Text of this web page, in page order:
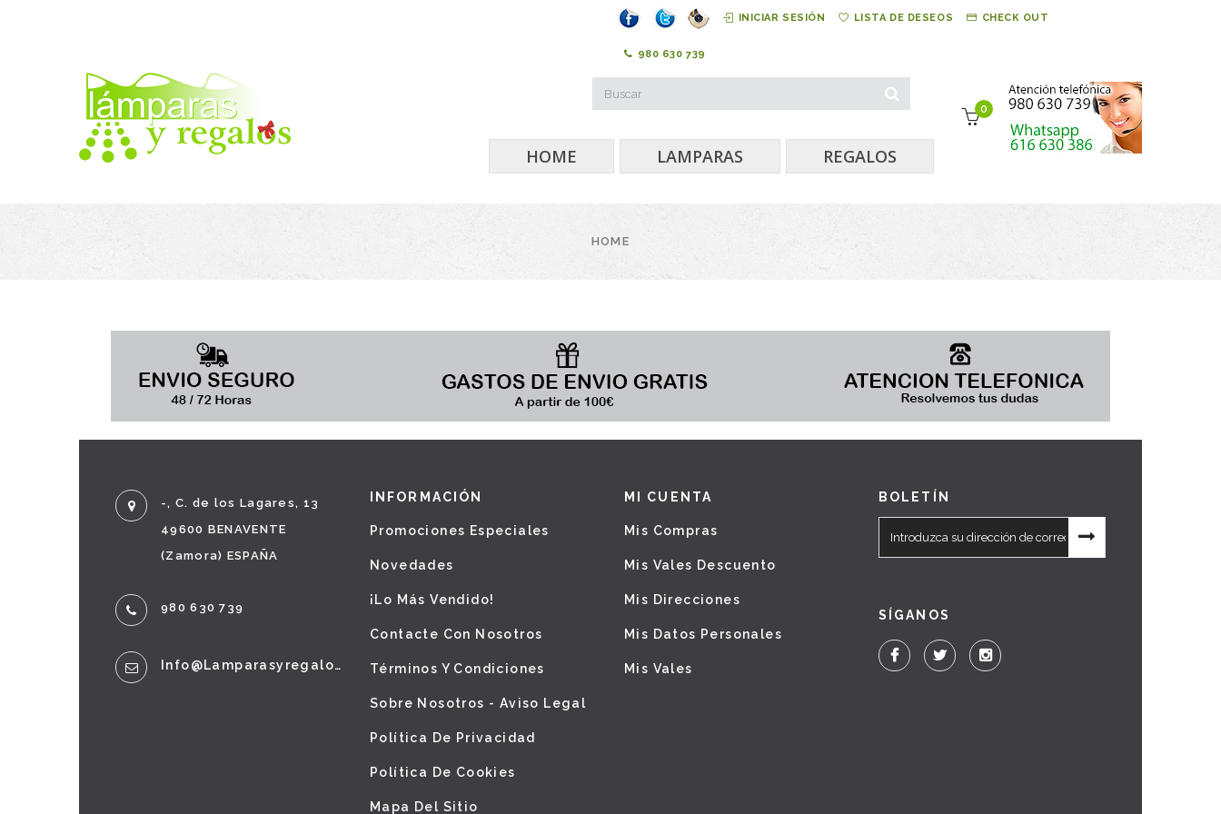
INICIAR SESIÓN LISTA DE DESEOS CHECK OUT
980 630 739
0
HOME LAMPARAS REGALOS
HOME
-, C. de los Lagares, 13
49600 BENAVENTE
(Zamora) ESPAÑA
980 630 739
Info@lamparasyregalos.es
INFORMACIÓN
Promociones Especiales
Novedades
¡Lo Más Vendido!
Contacte Con Nosotros
Términos Y Condiciones
Sobre Nosotros - Aviso Legal
Política De Privacidad
Política De Cookies
Mapa Del Sitio
MI CUENTA
Mis Compras
Mis Vales Descuento
Mis Direcciones
Mis Datos Personales
Mis Vales
BOLETÍN
SÍGANOS